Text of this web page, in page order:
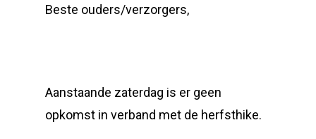
Beste ouders/verzorgers,
Aanstaande zaterdag is er geen
opkomst in verband met de herfsthike.